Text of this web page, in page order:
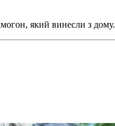
який винесли з дому.